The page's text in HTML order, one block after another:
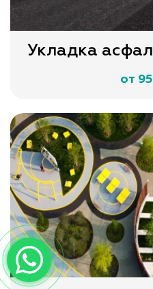
Укладка
от